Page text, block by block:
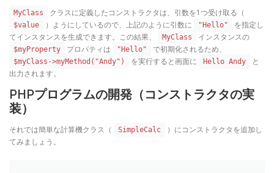
MyClass クラスに定義したコンストラクタは、引数を1つ受け取る（
$value ）ようにしているので、上記のように引数に "Hello"
を指定し
てインスタンスを生成できます。この結果、
MyClass インスタンスの
$myProperty プロパティは "Hello" で初期化されるため、
$myClass->myMethod("Andy") を実行すると画面に Hello Andy
と
出力されます。
PHPプログラムの開発（コンストラクタの実
装）
それでは簡単な計算機クラス（ SimpleCalc
）にコンストラクタを追加し
てみましょう。